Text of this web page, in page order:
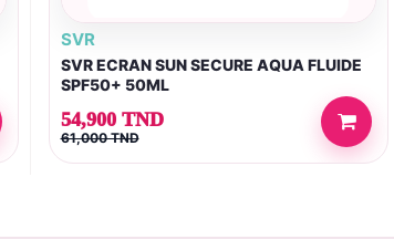
SVR
SVR ECRAN SUN SECURE AQUA FLUIDE
SPF50+ 50ML
54,900 TND
61,000 TND